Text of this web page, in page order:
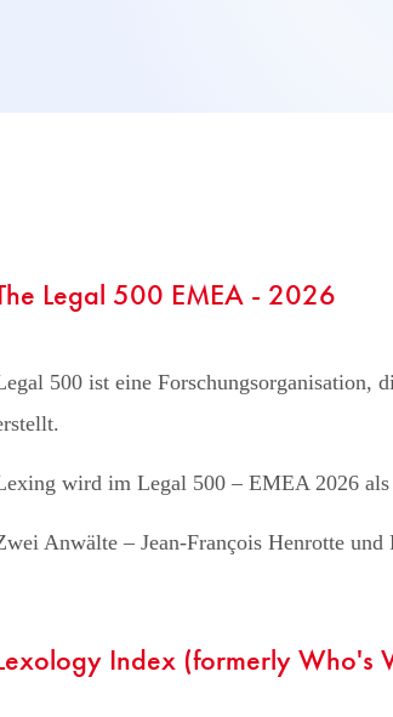
Legal 500 EMEA - 2026
500 ist eine Forschungsorganisation,
wird im Legal 500 – EMEA 2026 als
Anwälte – Jean-François Henrotte
Index (formerly Who's